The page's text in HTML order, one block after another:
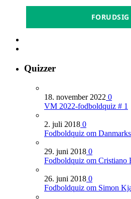
Quizzer
18. november 2022 0
VM 2022-fodboldquiz # 1
2. juli 2018 0
Fodboldquiz om
29. juni 2018 0
Fodboldquiz om Cristiano
26. juni 2018 0
Fodboldquiz om Simon